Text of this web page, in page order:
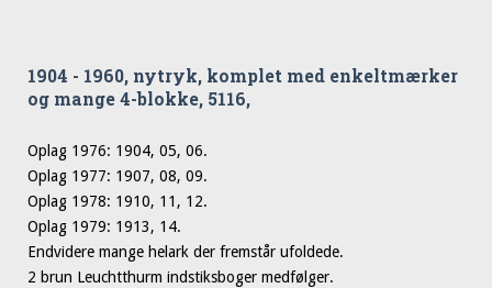
1904 - 1960, nytryk, komplet med enkeltmærker
og mange 4-blokke, 5116,
Oplag 1976: 1904, 05, 06.
Oplag 1977: 1907, 08, 09.
Oplag 1978: 1910, 11, 12.
Oplag 1979: 1913, 14.
Endvidere mange helark der fremstår ufoldede.
2 brun Leuchtthurm indstiksboger medfølger.